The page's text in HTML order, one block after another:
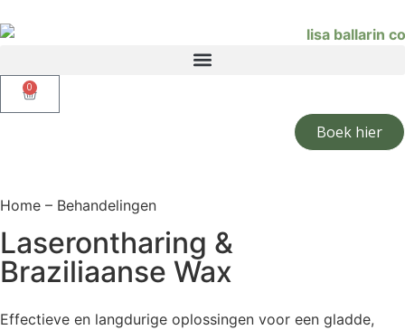
0
Boek hier
Home – Behandelingen
Laserontharing &
Braziliaanse Wax
Effectieve en langdurige oplossingen voor een gladde,